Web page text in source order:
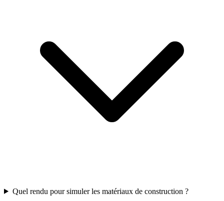
Quel rendu pour simuler les matériaux de construction ?